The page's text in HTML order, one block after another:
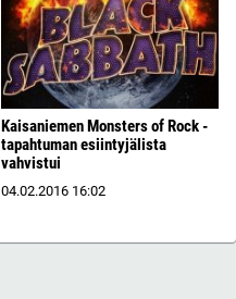
Kaisaniemen Monsters of Rock -
tapahtuman esiintyjälista
vahvistui
04.02.2016 16:02